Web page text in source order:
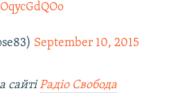
September 10, 2015
сайтіРадіо Свобода